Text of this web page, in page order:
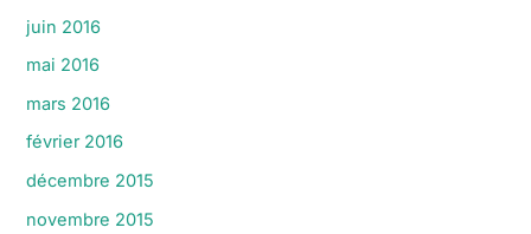
juin 2016
mai 2016
mars 2016
février 2016
décembre 2015
novembre 2015